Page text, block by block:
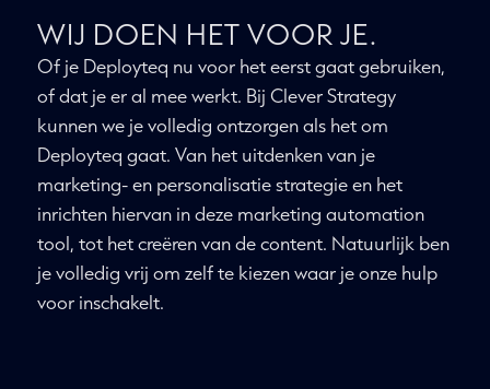
WIJ DOEN HET VOOR JE.
Of je Deployteq nu voor het eerst gaat gebruiken,
of dat je er al mee werkt. Bij Clever Strategy
kunnen we je volledig ontzorgen als het om
Deployteq gaat. Van het uitdenken van je
marketing- en personalisatie strategie en het
inrichten hiervan in deze marketing automation
tool, tot het creëren van de content. Natuurlijk ben
je volledig vrij om zelf te kiezen waar je onze hulp
voor inschakelt.